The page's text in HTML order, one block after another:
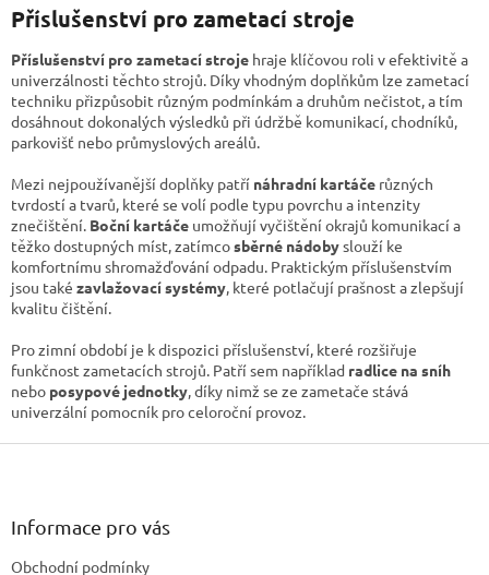
l
d
a
c
í
p
v
k
y
v
ý
p
u
Příslušenství pro zametací stroje
Příslušenství pro zametací stroje hraje klíčovou roli v efektivitě a
univerzálnosti těchto strojů. Díky vhodným doplňkům lze zametací
techniku přizpůsobit různým podmínkám a druhům nečistot, a tím
dosáhnout dokonalých výsledků při údržbě komunikací, chodníků,
parkovišť nebo průmyslových areálů.
Mezi nejpoužívanější doplňky patří náhradní kartáče různých
tvrdostí a tvarů, které se volí podle typu povrchu a intenzity
znečištění. Boční kartáče umožňují vyčištění okrajů komunikací a
těžko dostupných míst, zatímcosběrné nádobyslouží ke
komfortnímu shromažďování odpadu. Praktickým příslušenstvím
jsou také zavlažovací systémy, které potlačují prašnost a zlepšují
kvalitu čištění.
Pro zimní období je k dispozici příslušenství, které rozšiřuje
funkčnost zametacích strojů. Patří sem například radlice na sníh
nebo posypové jednotky, díky nimž se ze zametače stává
univerzální pomocník pro celoroční provoz.
Z
Informace pro vás
Obchodní podmínky